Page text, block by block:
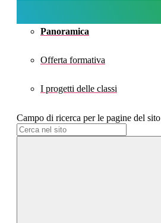
Panoramica
Offerta formativa
I progetti delle classi
Campo di ricerca per le pagine del sito